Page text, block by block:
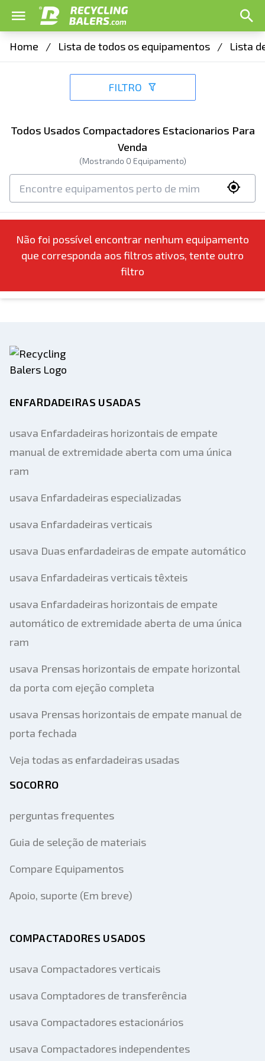
Home / Lista de todos os equipamentos / Lista
FILTRO
Todos Usados Compactadores Estacionarios Para
Venda
(Mostrando 0 Equipamento)
Não foi possível encontrar nenhum equipamento
que corresponda aos filtros ativos, tente outro
filtro
ENFARDADEIRAS USADAS
usava Enfardadeiras horizontais de empate
manual de extremidade aberta com uma única
ram
usava Enfardadeiras especializadas
usava Enfardadeiras verticais
usava Duas enfardadeiras de empate automático
usava Enfardadeiras verticais têxteis
usava Enfardadeiras horizontais de empate
automático de extremidade aberta de uma única
ram
usava Prensas horizontais de empate horizontal
da porta com ejeção completa
usava Prensas horizontais de empate manual de
porta fechada
Veja todas as enfardadeiras usadas
SOCORRO
perguntas frequentes
Guia de seleção de materiais
Compare Equipamentos
Apoio, suporte (Em breve)
COMPACTADORES USADOS
usava Compactadores verticais
usava Comptadores de transferência
usava Compactadores estacionários
usava Compactadores independentes